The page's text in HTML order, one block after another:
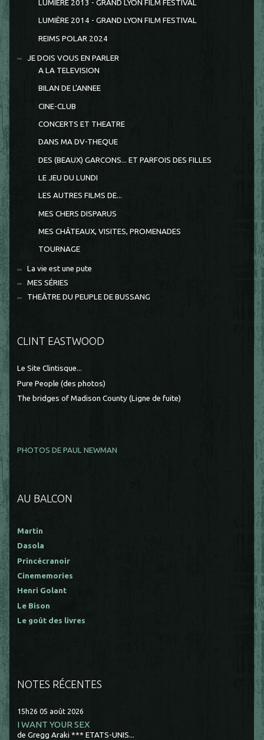
LUMIÈRE 2013 - GRAND LYON FILM FESTIVAL
LUMIÈRE 2014 - GRAND LYON FILM FESTIVAL
REIMS POLAR 2024
JE DOIS VOUS EN PARLER
A LA TELEVISION
BILAN DE L'ANNEE
CINE-CLUB
CONCERTS ET THEATRE
DANS MA DV-THEQUE
DES (BEAUX) GARCONS... ET PARFOIS DES FILLES
LE JEU DU LUNDI
LES AUTRES FILMS DE...
MES CHERS DISPARUS
MES CHÂTEAUX, VISITES, PROMENADES
TOURNAGE
La vie est une pute
MES SÉRIES
THEÂTRE DU PEUPLE DE BUSSANG
CLINT EASTWOOD
Le Site Clintisque...
Pure People (des photos)
The bridges of Madison County (Ligne de fuite)
PHOTOS DE PAUL NEWMAN
AU BALCON
Martin
Dasola
Princécranoir
Cinememories
Henri Golant
Le Bison
Le goût des livres
NOTES RÉCENTES
15h26 05 août 2026
I WANT YOUR SEX
de Gregg Araki *** ETATS-UNIS...